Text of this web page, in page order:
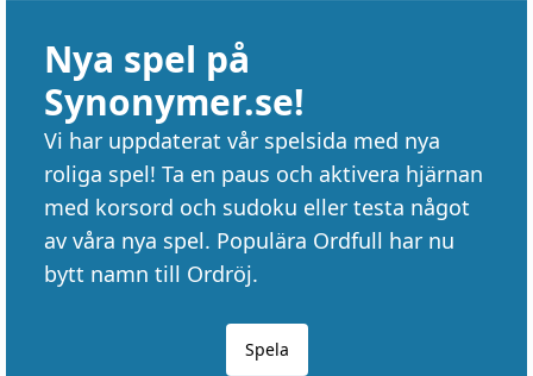
Nya spel på
Synonymer.se!
Vi har uppdaterat vår spelsida med nya
roliga spel! Ta en paus och aktivera hjärnan
med korsord och sudoku eller testa något
av våra nya spel. Populära Ordfull har nu
bytt namn till Ordröj.
Spela